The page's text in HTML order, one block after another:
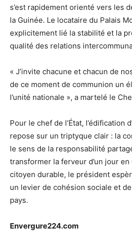
s’est rapidement orienté vers les
la Guinée. Le locataire du Palais
explicitement lié la stabilité et la
qualité des relations
​« J’invite chacune et chacun de
de ce moment de communion un
l’unité nationale », a martelé le
​Pour le chef de l’État, l’édification
repose sur un triptyque clair : la
le sens de la responsabilité
transformer la ferveur d’un jour
citoyen durable, le président
un levier de cohésion sociale et
pays.
Envergure224.com